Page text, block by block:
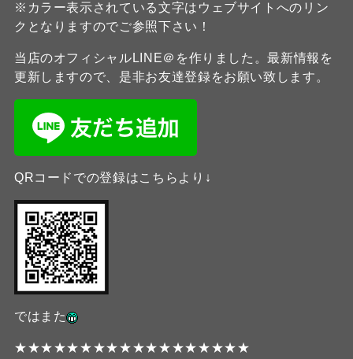
※カラー表示されている文字はウェブサイトへのリン
クとなりますのでご参照下さい！
当店のオフィシャルLINE＠を作りました。最新情報を
更新しますので、是非お友達登録をお願い致します。
QRコードでの登録はこちらより↓
ではまた
★★★★★★★★★★★★★★★★★★